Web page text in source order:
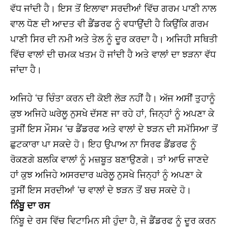
ਵੱਧ ਜਾਂਦੀ ਹੈ। ਇਸ ਤੋਂ ਇਲਾਵਾ ਸਰਦੀਆਂ ਵਿੱਚ ਗਰਮ ਪਾਣੀ ਨਾਲ
ਵਾਲ ਧੋਣ ਦੀ ਆਦਤ ਵੀ ਡੈਂਡਰਫ ਨੂੰ ਵਧਾਉਂਦੀ ਹੈ ਕਿਉਂਕਿ ਗਰਮ
ਪਾਣੀ ਸਿਰ ਦੀ ਨਮੀ ਅਤੇ ਤੇਲ ਨੂੰ ਦੂਰ ਕਰਦਾ ਹੈ। ਅਜਿਹੀ ਸਥਿਤੀ
ਵਿੱਚ ਵਾਲਾਂ ਦੀ ਚਮਕ ਖਤਮ ਹੋ ਜਾਂਦੀ ਹੈ ਅਤੇ ਵਾਲਾਂ ਦਾ ਝੜਨਾ ਵੱਧ
ਜਾਂਦਾ ਹੈ।
ਅਜਿਹੇ ‘ਚ ਚਿੰਤਾ ਕਰਨ ਦੀ ਕੋਈ ਲੋੜ ਨਹੀਂ ਹੈ। ਅੱਜ ਅਸੀਂ ਤੁਹਾਨੂੰ
ਕੁਝ ਅਜਿਹੇ ਘਰੇਲੂ ਨੁਸਖੇ ਦੱਸਣ ਜਾ ਰਹੇ ਹਾਂ, ਜਿਨ੍ਹਾਂ ਨੂੰ ਅਪਣਾ ਕੇ
ਤੁਸੀਂ ਇਸ ਮੌਸਮ ‘ਚ ਡੈਂਡਰਫ ਅਤੇ ਵਾਲਾਂ ਦੇ ਝੜਨ ਦੀ ਸਮੱਸਿਆ ਤੋਂ
ਛੁਟਕਾਰਾ ਪਾ ਸਕਦੇ ਹੋ। ਇਹ ਉਪਾਅ ਨਾ ਸਿਰਫ ਡੈਂਡਰਫ ਨੂੰ
ਰੋਕਣਗੇ ਬਲਕਿ ਵਾਲਾਂ ਨੂੰ ਮਜ਼ਬੂਤ ਬਣਾਉਣਗੇ। ਤਾਂ ਆਓ ਜਾਣਦੇ
ਹਾਂ ਕੁਝ ਅਜਿਹੇ ਅਸਰਦਾਰ ਘਰੇਲੂ ਨੁਸਖੇ ਜਿਨ੍ਹਾਂ ਨੂੰ ਅਪਣਾ ਕੇ
ਤੁਸੀਂ ਇਸ ਸਰਦੀਆਂ ‘ਚ ਵਾਲਾਂ ਦੇ ਝੜਨ ਤੋਂ ਬਚ ਸਕਦੇ ਹੋ।
ਨਿੰਬੂ ਦਾ ਰਸ
ਨਿੰਬੂ ਦੇ ਰਸ ਵਿੱਚ ਵਿਟਾਮਿਨ ਸੀ ਹੁੰਦਾ ਹੈ, ਜੋ ਡੈਂਡਰਫ ਨੂੰ ਦੂਰ ਕਰਨ